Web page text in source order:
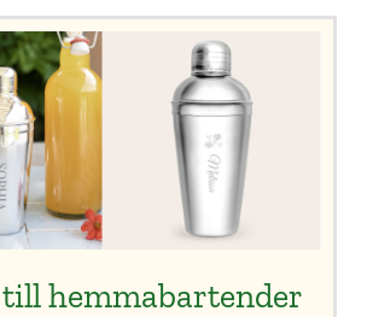
hemmabartender